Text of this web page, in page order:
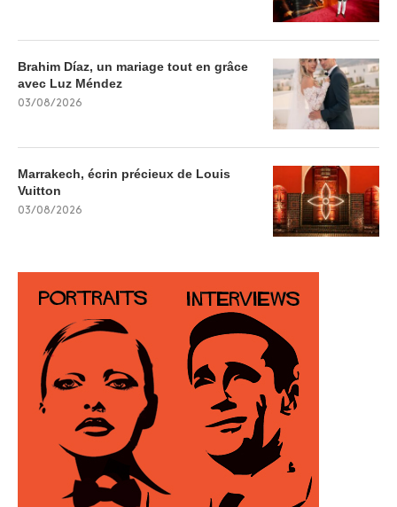
Brahim Díaz, un mariage tout en grâce
avec Luz Méndez
03/08/2026
Marrakech, écrin précieux de Louis
Vuitton
03/08/2026